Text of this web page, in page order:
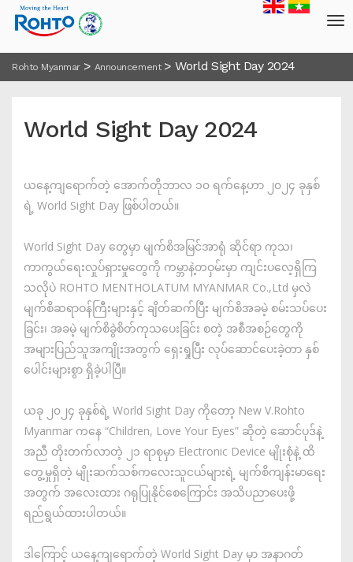
Rohto Myanmar> Announcement>World Sight Day 2024
World Sight Day 2024
ယနေ့ကျရောက်တဲ့ အောက်တိုဘာလ ၁၀ ရက်နေ့ဟာ ၂၀၂၄ ခုနှစ်
ရဲ့ World Sight Day ဖြစ်ပါတယ်။
World Sight Day တွေမှာ မျက်စိအမြင်အာရုံ ဆိုင်ရာ ကုသ၊
ကာကွယ်ရေးလှုပ်ရှားမှုတွေကို ကမ္ဘာနဲ့တဝှမ်းမှာ ကျင်းပလေ့ရှိကြ
သလိုပဲ ROHTO MENTHOLATUM MYANMAR Co.,Ltd မှလဲ
မျက်စိဆရာဝန်ကြီးများနှင့် ချိတ်ဆက်ပြီး မျက်စိအခမဲ့ စမ်းသပ်ပေး
ခြင်း၊ အခမဲ့ မျက်စိခွဲစိတ်ကုသပေးခြင်း စတဲ့ အစီအစဉ်တွေကို
အများပြည်သူအကျိုးအတွက် ရှေးရှုပြီး လုပ်ဆောင်ပေးခဲ့တာ နှစ်
ပေါင်းများစွာ ရှိခဲ့ပါပြီ။
ယခု ၂၀၂၄ ခုနှစ်ရဲ့ World Sight Day ကိုတော့ New V.Rohto
Myanmar ကနေ “Children, Love Your Eyes” ဆိုတဲ့ ဆောင်ပုဒ်နဲ့
အညီ တိုးတက်လာတဲ့ ၂၁ ရာစုမှာ Electronic Device မျိုးစုံနဲ့ ထိ
တွေ့မှုရှိတဲ့ မျိုးဆက်သစ်ကလေးသူငယ်များရဲ့ မျက်စိကျန်းမာရေး
အတွက် အလေးထား ဂရုပြုနိုင်စေကြောင်း အသိပညာပေးဖို့
ရည်ရွယ်ထားပါတယ်။
ဒါကြောင့် ယနေ့ကျရောက်တဲ့ World Sight Day မှာ အနာဂတ်